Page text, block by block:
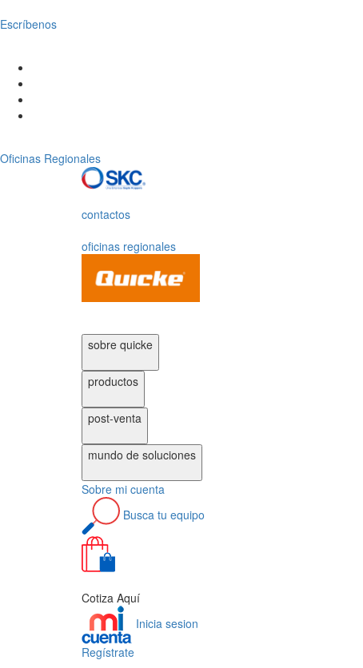
Escríbenos
Oficinas Regionales
contactos
oficinas regionales
sobre quicke
productos
post-venta
mundo de soluciones
Sobre mi cuenta
Busca tu equipo
Cotiza Aquí
Inicia sesion
Regístrate